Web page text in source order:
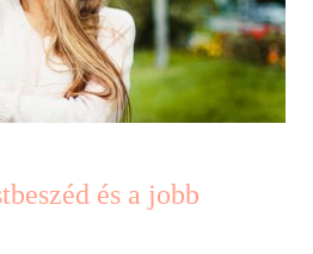
és a jobb